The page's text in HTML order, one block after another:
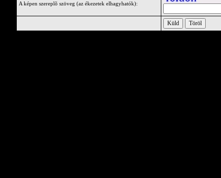
A képen szereplõ szöveg (az ékezetek elhagyhatók):